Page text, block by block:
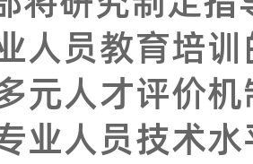
人员教育培
元人才评价
业人员技术